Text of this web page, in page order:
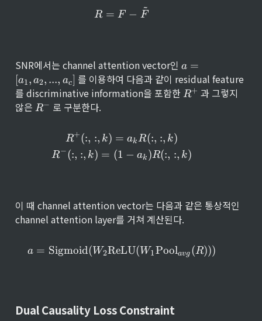
R = F - \tilde{F}
R = F − F
~
SNR에서는 channel attention vector인 a
=
[a
_
...
a =
[a1, a2, ..., ac] 를 이용하여 다음과 같이 residual feature
를 discriminative information을 포함한 R
R+ 과 그렇지
않은 R
R− 로 구분한다.
R^+{(:, :, k)} = a_k R(:, :,
R+(:, :, k) = akR(:, :, k)
R−(:, :, k) = (1 − ak )R(:, :, k)
이 때 channel attention vector는 다음과 같은 통상적인
channel attention layer를 거쳐 계산된다.
a = \text{Sigmoid}{(
a = Sigmoid(W2ReLU(W1Poolavg (R)))
Dual Causality Loss Constraint